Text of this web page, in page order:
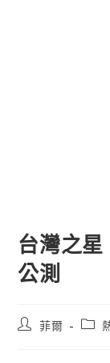
台灣之
公測
文
菲爾
文